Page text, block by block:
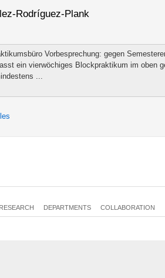
Rodríguez-Plank
Vorbesprechung: gegen
ein vierwöchiges Blockpraktikum im oben
...
RESEARCH DEPARTMENTS COLLABORATION